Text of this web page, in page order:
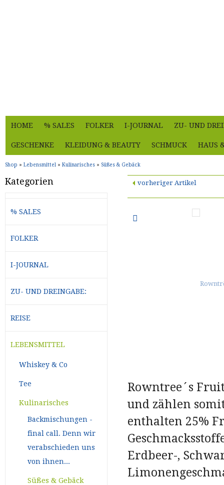
HOME % SALES FOLKER I-JOURNAL ZU- UND
GESCHENKE KLEIDUNG & BEAUTY SCHMUCK HAUS
Shop » Lebensmittel » Kulinarisches » Süßes & Gebäck
vorheriger Artikel
Rowntree´s
und zählen
enthalten 25%
Erdbeer-,
Kategorien
% SALES
FOLKER
I-JOURNAL
ZU- UND DREINGABE:
REISE
LEBENSMITTEL
Whiskey & Co
Tee
Kulinarisches
Backmischungen -
final call. Denn wir
verabschieden uns
von ihnen...
Süßes & Gebäck